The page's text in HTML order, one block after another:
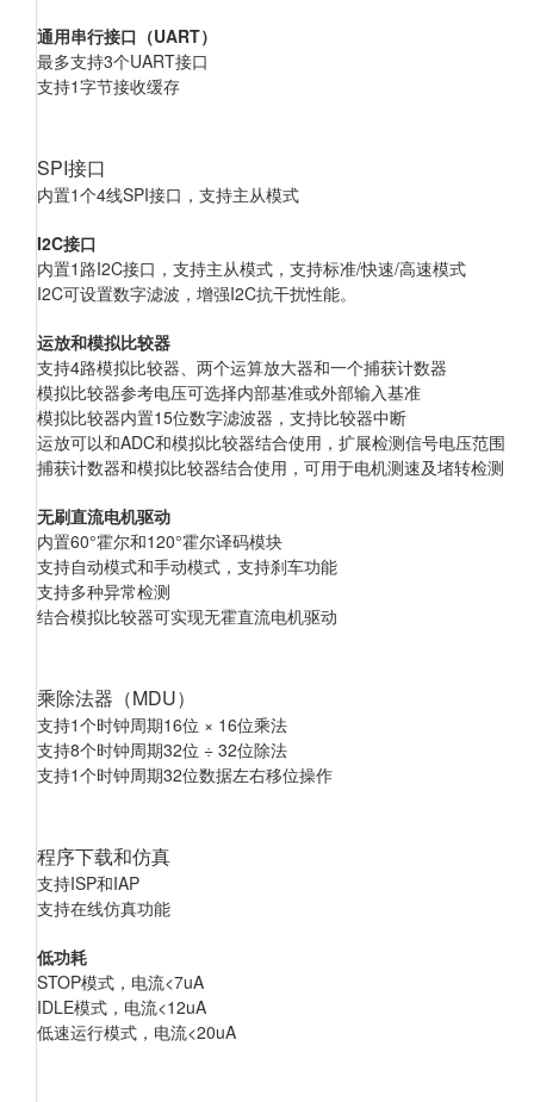
通用串行接口（UART）
最多支持3个UART接口
支持1字节接收缓存
SPI接口
内置1个4线SPI接口，支持主从模式
I2C接口
内置1 路I2C接口，支持主从模式，支持标准/快速/高速模式
I2C可设置数字滤波，增强I2C抗干扰性能。
运放和模拟比较器
支持4路模拟比较器、两个运算放大器和一个捕获计数器
模拟比较器参考电压可选择内部基准或外部输入基准
模拟比较器内置15位数字滤波器，支持比较器中断
运放可以和ADC和模拟比较器结合使用，扩展检测信号电压范围
捕获计数器和模拟比较器结合使用，可用于电机测速及堵转检测
无刷直流电机驱动
内置60°霍尔和120°霍尔译码模块
支持自动模式和手动模式，支持刹车功能
支持多种异常检测
结合模拟比较器可实现无霍直流电机驱动
乘除法器（MDU）
支持1个时钟周期16位 × 16位乘法
支持8个时钟周期32位 ÷ 32位除法
支持1个时钟周期32位数据左右移位操作
程序下载和仿真
支持ISP和IAP
支持在线仿真功能
低功耗
STOP模式，电流<7uA
IDLE模式，电流<12uA
低速运行模式，电流<20uA